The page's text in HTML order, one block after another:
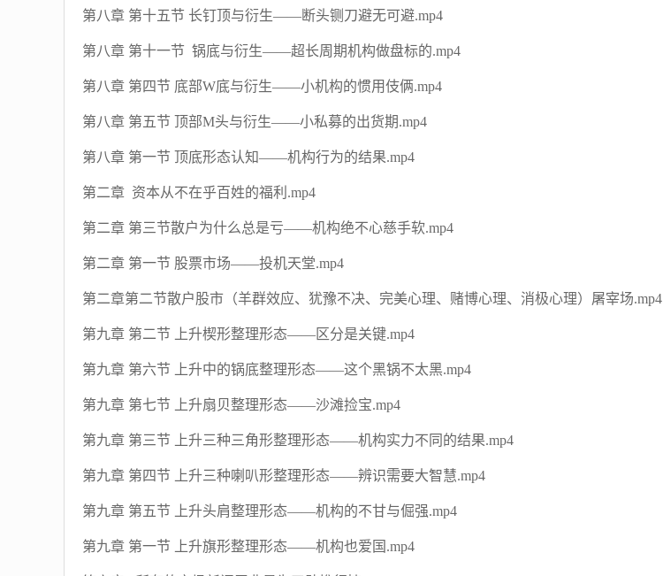
第八章 第十五节 长钉顶与衍生——断头铡刀避无可避.mp4
第八章 第十一节 锅底与衍生——超长周期机构做盘标的.mp4
第八章 第四节 底部W底与衍生——小机构的惯用伎俩.mp4
第八章 第五节 顶部M头与衍生——小私募的出货期.mp4
第八章 第一节 顶底形态认知——机构行为的结果.mp4
第二章 资本从不在乎百姓的福利.mp4
第二章 第三节散户为什么总是亏——机构绝不心慈手软.mp4
第二章 第一节 股票市场——投机天堂.mp4
第二章第二节散户股市（羊群效应、犹豫不决、完美心理、赌博心理、消极心理）屠宰场.mp4
第九章 第二节 上升楔形整理形态——区分是关键.mp4
第九章 第六节 上升中的锅底整理形态——这个黑锅不太黑.mp4
第九章 第七节 上升扇贝整理形态——沙滩捡宝.mp4
第九章 第三节 上升三种三角形整理形态——机构实力不同的结果.mp4
第九章 第四节 上升三种喇叭形整理形态——辨识需要大智慧.mp4
第九章 第五节 上升头肩整理形态——机构的不甘与倔强.mp4
第九章 第一节 上升旗形整理形态——机构也爱国.mp4